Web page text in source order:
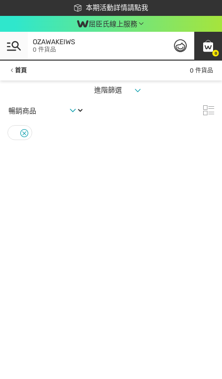
本期活動詳情請點我
下載app最高回饋$350
屈臣氏線上服務
0
OZAWAKEIWS
0 件貨品
首頁 0 件貨品
進階篩選